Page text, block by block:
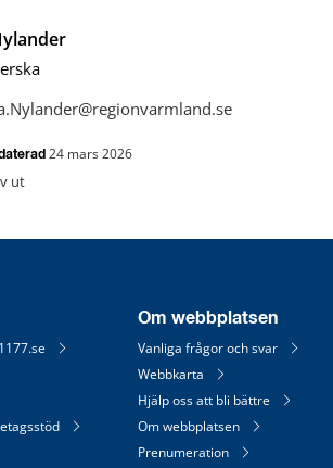
24 mars 2026
ut
Om webbplatsen
Vanliga frågor och svar
Webbkarta
Hjälp oss att bli bättre
Om webbplatsen
Prenumeration